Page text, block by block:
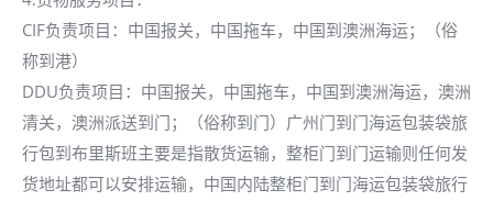
CIF负责项目：中国报关，中国拖车，中国到澳洲海运；（俗
称到港）
DDU负责项目：中国报关，中国拖车，中国到澳洲海运，澳洲
清关，澳洲派送到门；（俗称到门）广州门到门海运包装袋旅
行包到布里斯班主要是指散货运输，整柜门到门运输则任何发
货地址都可以安排运输，中国内陆整柜门到门海运包装袋旅行